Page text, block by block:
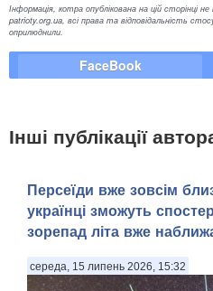
Інформація, котра опублікована на цій сторінці
patrioty.org.ua, всі права та відповідальність
оприлюднили.
FaceBook
Інші публікації
Персеїди вже зовсім
українці зможуть
зорепад літа вже
середа, 15 липень 2026, 15:32